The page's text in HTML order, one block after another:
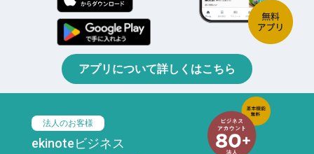
アプリについて詳しくはこちら
法人のお客様
ekinoteビジネス